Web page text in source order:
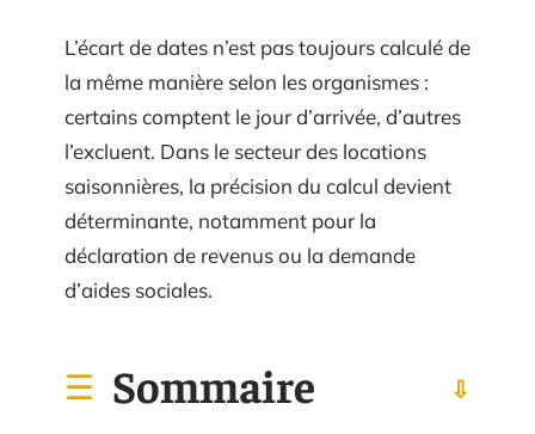
L’écart de dates n’est pas toujours calculé de
la même manière selon les organismes :
certains comptent le jour d’arrivée, d’autres
l’excluent. Dans le secteur des locations
saisonnières, la précision du calcul devient
déterminante, notamment pour la
déclaration de revenus ou la demande
d’aides sociales.
Sommaire